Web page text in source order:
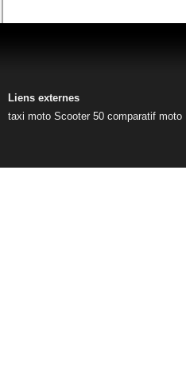
Liens externes
taxi moto Scooter 50 comparatif moto